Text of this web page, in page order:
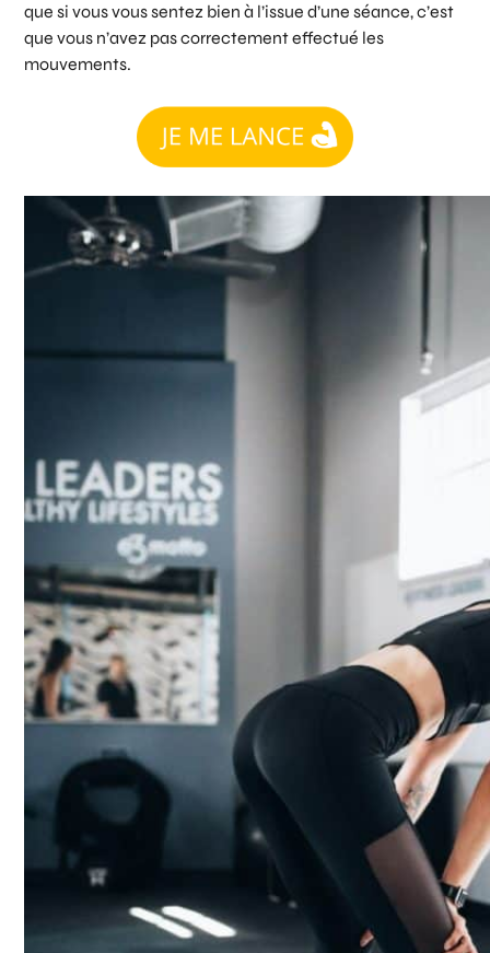
que si vous vous sentez bien à l’issue d’une séance, c’est
que vous n’avez pas correctement effectué les
mouvements.